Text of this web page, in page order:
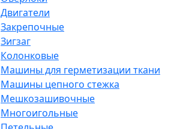
Двигатели
Закрепочные
Зигзаг
Колонковые
Машины для герметизации ткани
Машины цепного стежка
Мешкозашивочные
Многоигольные